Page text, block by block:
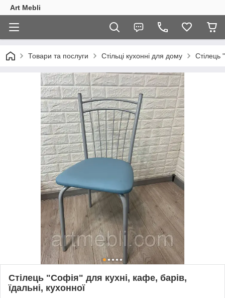
Art Mebli
Товари та послуги Стільці кухонні для дому Стілець
Стілець "Софія" для кухні, кафе, барів,
їдальні, кухонної